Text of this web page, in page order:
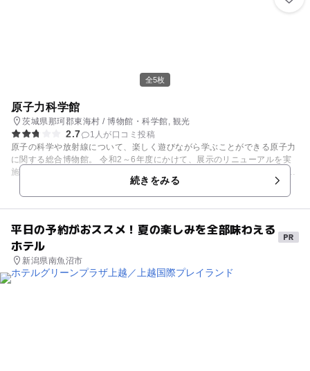
全5枚
原子力科学館
茨城県那珂郡東海村 / 博物館・科学館, 観光
2.7
1人が口コミ投稿
原子の科学や放射線について、楽しく遊びながら学ぶことができる原子力
に関する総合博物館。 令和2～6年度にかけて、展示のリニューアルを実
施中。アインシュタイン博士が原子の不思議な力や放射線を見に行くガイ
ダンスシアター「アトミックトラベル-原子の力-」、自然放射線の飛んだ
跡が観測できる世界最大級の「霧箱」、放射線測定体験や元素を学べるク
の利用⁻」が完成しています。
続きをみる
平日の予約がおススメ！夏の楽しみを全部味わえる
ホテル
新潟県南魚沼市